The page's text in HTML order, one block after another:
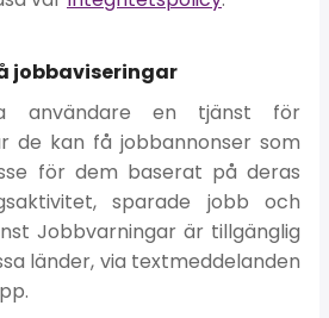
jobbaviseringar
användare en tjänst för
de kan få jobbannonser som
för dem baserat på deras
sparade jobb och
Jobbvarningar är tillgänglig
länder, via textmeddelanden